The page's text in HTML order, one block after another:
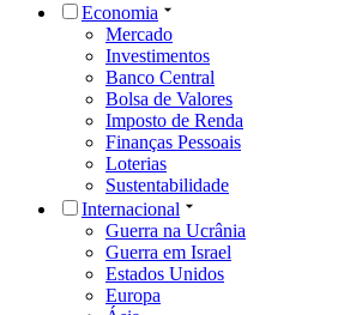
Economia
Mercado
Investimentos
Banco Central
Bolsa de Valores
Imposto de Renda
Finanças Pessoais
Loterias
Sustentabilidade
Internacional
Guerra na Ucrânia
Guerra em Israel
Estados Unidos
Europa